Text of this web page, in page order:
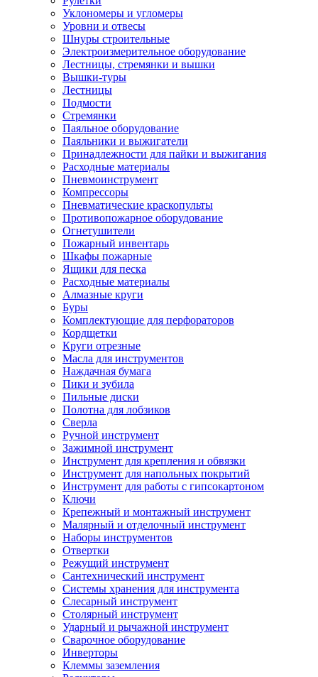
Уклономеры и угломеры
Уровни и отвесы
Шнуры строительные
Электроизмерительное оборудование
Лестницы, стремянки и вышки
Вышки-туры
Лестницы
Подмости
Стремянки
Паяльное оборудование
Паяльники и выжигатели
Принадлежности для пайки и выжигания
Расходные материалы
Пневмоинструмент
Компрессоры
Пневматические краскопульты
Противопожарное оборудование
Огнетушители
Пожарный инвентарь
Шкафы пожарные
Ящики для песка
Расходные материалы
Алмазные круги
Буры
Комплектующие для перфораторов
Кордщетки
Круги отрезные
Масла для инструментов
Наждачная бумага
Пики и зубила
Пильные диски
Полотна для лобзиков
Сверла
Ручной инструмент
Зажимной инструмент
Инструмент для крепления и обвязки
Инструмент для напольных покрытий
Инструмент для работы с гипсокартоном
Ключи
Крепежный и монтажный инструмент
Малярный и отделочный инструмент
Наборы инструментов
Отвертки
Режущий инструмент
Сантехнический инструмент
Системы хранения для инструмента
Слесарный инструмент
Столярный инструмент
Ударный и рычажной инструмент
Сварочное оборудование
Инверторы
Клеммы заземления